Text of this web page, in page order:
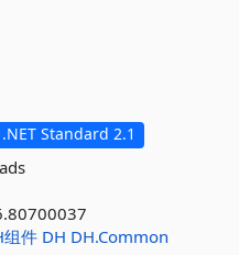
.NET Standard 2.1
组件 DH DH.Common